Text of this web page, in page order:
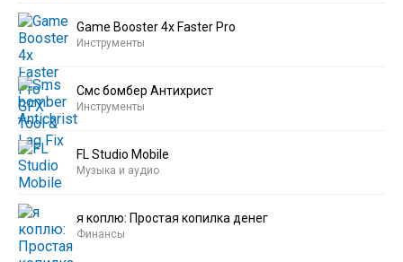
Game Booster 4x Faster Pro
Инструменты
Смс бомбер Антихрист
Инструменты
FL Studio Mobile
Музыка и аудио
я коплю: Простая копилка денег
Финансы